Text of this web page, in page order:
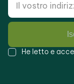
He letto e